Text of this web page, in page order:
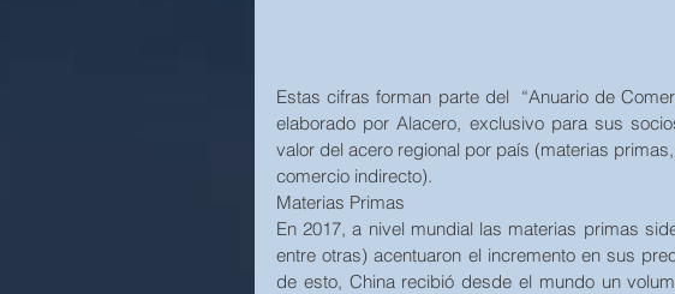
Estas cifras forman parte del  “Anuario de
elaborado por Alacero, exclusivo para sus
valor del acero regional por país (materias
comercio indirecto).
Materias Primas
En 2017, a nivel mundial las materias primas
entre otras) acentuaron el incremento en sus
de esto, China recibió desde el mundo un